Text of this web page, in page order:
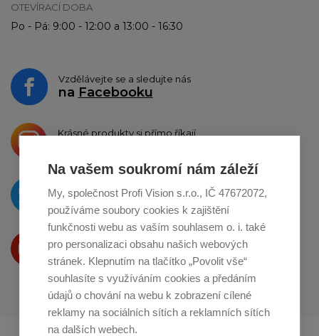
Na vašem soukromí nám záleží
My, společnost Profi Vision s.r.o., IČ 47672072,
používáme soubory cookies k zajištění
funkčnosti webu as vaším souhlasem o. i. také
pro personalizaci obsahu našich webových
stránek. Klepnutím na tlačítko „Povolit vše“
souhlasíte s využíváním cookies a předáním
údajů o chování na webu k zobrazení cílené
reklamy na sociálních sítích a reklamních sítích
na dalších webech.
OTEVÍRACÍ DOBA
Po - Pá: 9:00 - 12:00 a 13:00 - 16:30
Vzdělávejte se a sledujte nás
na Facebooku
Krásné produkty si přímo říkají
O novinkách píšeme
naTwitteru
Produkty Vám představujeme
na Youtube